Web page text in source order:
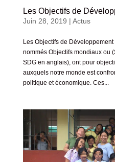
Les Objectifs de
Juin 28, 2019 | Actus
Les Objectifs de
nommés Objectifs mondiaux ou
SDG en anglais), ont pour
auxquels notre monde est
politique et économique. Ces...